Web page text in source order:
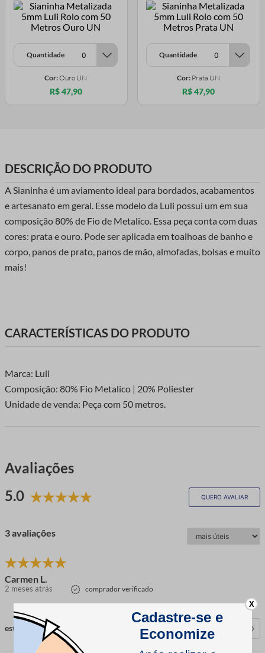
Quantidade
Cor:Ouro UN
R$ 47,90
Quantidade
Cor: Prata UN
R$ 47,90
DESCRIÇÃO DO PRODUTO
A Sianinha é um aviamento ideal para bordados, acabamentos
e artesanato em geral. Esse modelo da Luli possui um em sua
composição 80% de Fio de Metalico. Essa peça conta com duas
cores: prata e ouro. Pode ser aplicada em toalhoas de banho e
corpo, panos de prato, panos de mão, almofadas, bolsas e muito
mais!
CARACTERÍSTICAS DO PRODUTO
Marca: Luli
Composição: 80% Fio Metalico | 20% Poliester
Unidade de venda: Peça com 50 metros.
Avaliações
5.0
QUERO AVALIAR
3 avaliações
Carmen L.
2 meses atrás comprador verificado
esta avaliação foi útil? 0
X